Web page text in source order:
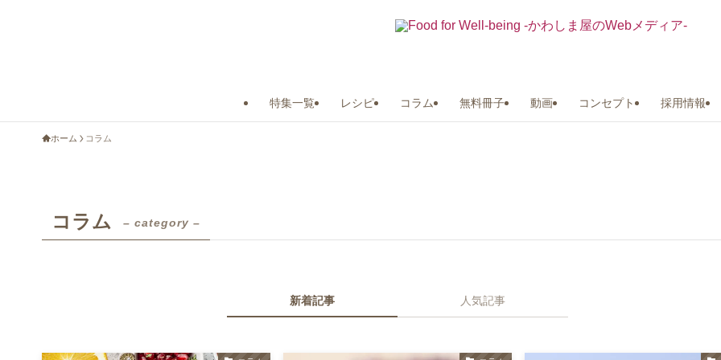
特集一覧 レシピ コラム 無料冊子 動画 コンセプト 採用情報
ホーム コラム
コラム – category –
新着記事 人気記事